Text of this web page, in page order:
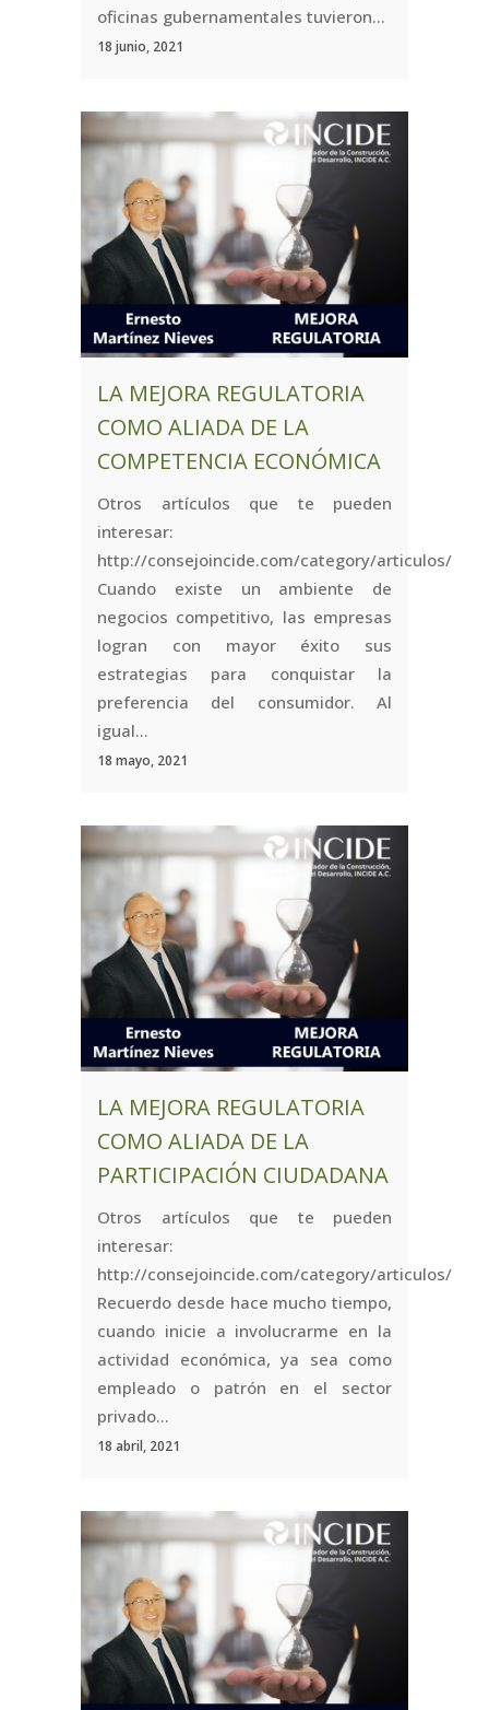
oficinas gubernamentales tuvieron...
18 junio, 2021
LA MEJORA REGULATORIA
COMO ALIADA DE LA
COMPETENCIA ECONÓMICA
Otros artículos que te pueden
interesar:
http://consejoincide.com/category/articulos/
Cuando existe un ambiente de
negocios competitivo, las empresas
logran con mayor éxito sus
estrategias para conquistar la
preferencia del consumidor. Al
igual...
18 mayo, 2021
LA MEJORA REGULATORIA
COMO ALIADA DE LA
PARTICIPACIÓN CIUDADANA
Otros artículos que te pueden
interesar:
http://consejoincide.com/category/articulos/
Recuerdo desde hace mucho tiempo,
cuando inicie a involucrarme en la
actividad económica, ya sea como
empleado o patrón en el sector
privado...
18 abril, 2021